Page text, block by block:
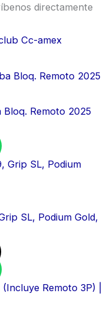
directamente
Cc-amex
Bloq. Remoto 2025
SL, Podium Gold,